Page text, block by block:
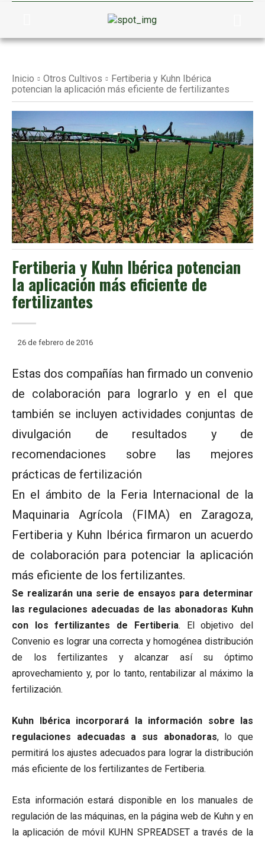
Inicio Otros Cultivos
Fertiberia y Kuhn Ibérica
potencian la aplicación más eficiente de fertilizantes
Fertiberia y Kuhn Ibérica potencian
la aplicación más eficiente de
fertilizantes
26 de febrero de 2016
Estas dos compañías han firmado un convenio
de colaboración para lograrlo y en el que
también se incluyen actividades conjuntas de
divulgación de resultados y de
recomendaciones sobre las mejores
prácticas de fertilización
En el ámbito de la Feria Internacional de la
Maquinaria Agrícola (FIMA) en Zaragoza,
Fertiberia y Kuhn Ibérica firmaron un acuerdo
de colaboración para potenciar la aplicación
más eficiente de los fertilizantes.
Se realizarán una serie de ensayos para determinar
las regulaciones adecuadas de las abonadoras Kuhn
con los fertilizantes de Fertiberia. El objetivo del
Convenio es lograr una correcta y homogénea distribución
de los fertilizantes y alcanzar así su óptimo
aprovechamiento y, por lo tanto, rentabilizar al máximo la
fertilización.
Kuhn Ibérica incorporará la información sobre las
regulaciones adecuadas a sus abonadoras, lo que
permitirá los ajustes adecuados para lograr la distribución
más eficiente de los fertilizantes de Fertiberia.
Esta información estará disponible en los manuales de
regulación de las máquinas, en la página web de Kuhn y en
la aplicación de móvil KUHN SPREADSET a través de la